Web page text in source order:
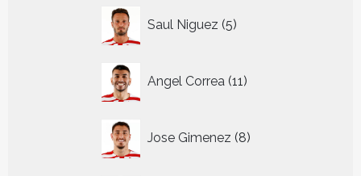
Saul Niguez 5
producten
Angel Correa 11
producten
Jose Gimenez 8
producten